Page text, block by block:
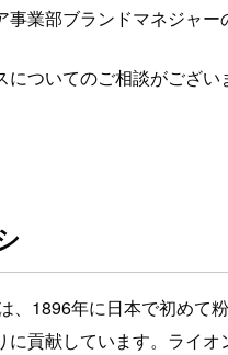
業部ブランドマネジャ
ついてのご相談がござ
、1896年に日本で初め
貢献しています。ライ